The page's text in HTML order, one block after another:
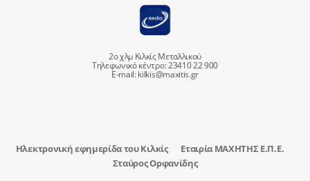
2ο χλμ Κιλκίς Μεταλλικού
Τηλεφωνικό κέντρο: 23410 22 900
E-mail:kilkis@maxitis.gr
Ηλεκτρονική εφημερίδα του Κιλκίς
Εταιρία ΜΑΧΗΤΗΣ Ε.Π.Ε.
Σταύρος Ορφανίδης